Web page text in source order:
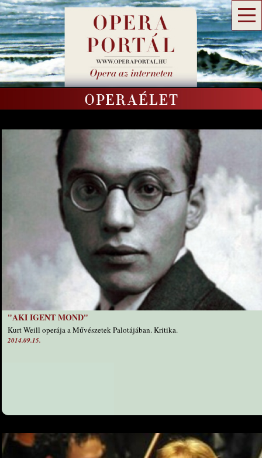
"AKI IGENT MOND"
Kurt Weill operája a Művészetek Palotájában. Kritika.
2014.09.15.